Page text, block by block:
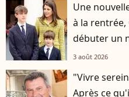
Une
à la rentrée,
débuter un
3 août 2026
"Vivre
Après ce